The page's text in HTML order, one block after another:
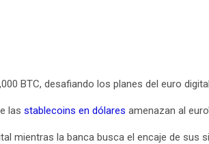
BTC, desafiando los planes del euro
las stablecoins en dólares amenazan al
mientras la banca busca el encaje de